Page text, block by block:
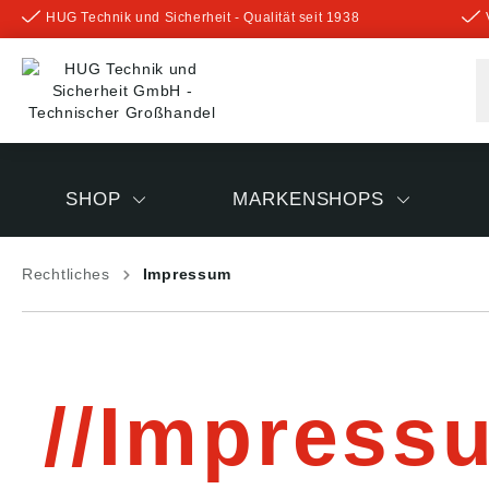
springen
HUG Technik und Sicherheit - Qualität seit 1938
SHOP MARKENSHOPS
Rechtliches Impressum